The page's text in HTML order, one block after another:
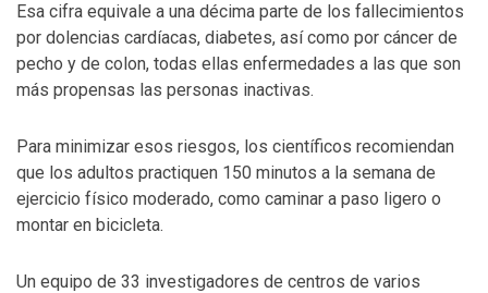
Esa cifra equivale a una décima parte de los fallecimientos
por dolencias cardíacas, diabetes, así como por cáncer de
pecho y de colon, todas ellas enfermedades a las que son
más propensas las personas inactivas.
Para minimizar esos riesgos, los científicos recomiendan
que los adultos practiquen 150 minutos a la semana de
ejercicio físico moderado, como caminar a paso ligero o
montar en bicicleta.
Un equipo de 33 investigadores de centros de varios